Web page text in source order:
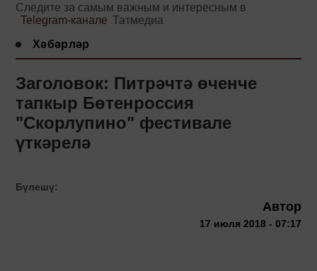
Следите за самым важным и интересным в
Telegram-канале Татмедиа
Хәбәрләр
Заголовок: Питрәчтә өченче
тапкыр Бөтенроссия
"Скорлупино" фестивале
үткәрелә
Бүлешү:
Автор
17 июля 2018 - 07:17